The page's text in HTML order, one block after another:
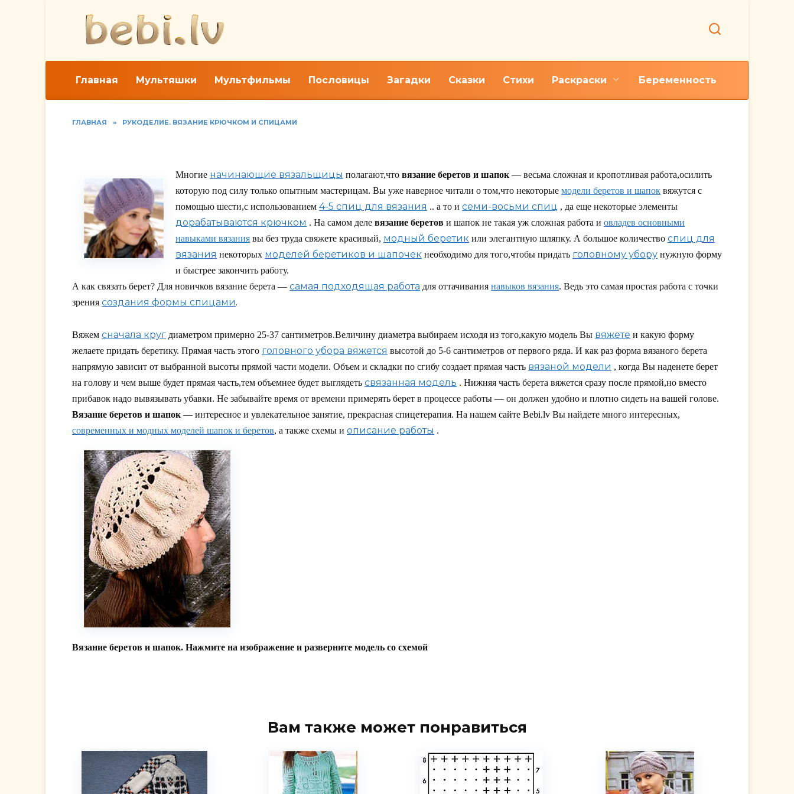
Главная Мультяшки Мультфильмы Пословицы Загадки Сказки Стихи Раскраски Беременность
ГЛАВНАЯ » РУКОДЕЛИЕ. ВЯЗАНИЕ КРЮЧКОМ И СПИЦАМИ
Многие начинающие вязальщицы полагают,что вязание беретов и шапок— весьма сложная и кропотливая работа,осилить
которую под силу только опытным мастерицам. Вы уже наверное читали о том,что некоторые модели беретов и шапок вяжутся с
помощью шести,с использованием 4-5 спиц для вязания .. а то и семи-восьми спиц , да еще некоторые элементы
дорабатываются крючком . На самом деле вязание беретов и шапок не такая уж сложная работа и овладев основными
навыками вязания вы без труда свяжете красивый, модный беретик или элегантную шляпку. А большое количество спиц для
вязания некоторых моделей беретиков и шапочек необходимо для того,чтобы придать головному убору нужную форму
и быстрее закончить работу.
А как связать берет? Для новичков вязание берета — самая подходящая работа для оттачивания навыков вязания. Ведь это самая простая работа с точки
зрения создания формы спицами.
Вяжем сначала круг диаметром примерно 25-37 сантиметров.Величину диаметра выбираем исходя из того,какую модель Вы вяжете и какую форму
желаете придать беретику. Прямая часть этого головного убора вяжется высотой до 5-6 сантиметров от первого ряда. И как раз форма вязаного берета
напрямую зависит от выбранной высоты прямой части модели. Объем и складки по сгибу создает прямая часть вязаной модели , когда Вы наденете берет
на голову и чем выше будет прямая часть,тем объемнее будет выглядеть связанная модель . Нижняя часть берета вяжется сразу после прямой,но вместо
прибавок надо вывязывать убавки. Не забывайте время от времени примерять берет в процессе работы — он должен удобно и плотно сидеть на вашей голове.
Вязание беретов и шапок — интересное и увлекательное занятие, прекрасная спицетерапия. На нашем сайте Bebi.lv Вы найдете много интересных,
современных и модных моделей шапок и беретов, а также схемы и описание работы .
Вязание беретов и шапок. Нажмите на изображение и разверните модель со схемой
Вам также может понравиться